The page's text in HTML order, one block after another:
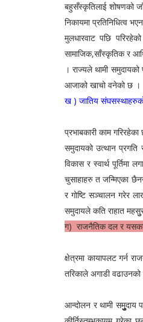
बहुसँस्कृतिलाई शोषणको
निकायमा प्रतिनिधित्व
मुलधारवाट पछि
सामाजिक,साँस्कृतिक र
। राज्यले थामी
आजाको खाचो वनेको छ ।
ख ) जातिय संघसस्थाहरुको
नेपालमा
प्रभाबकारी काम
समुदायको उत्थान प्रगति
विकास र स्वार्थ
चुसाहाहरु त जन्मिएका
र गोष्टि सञ्चालन गरेर
समुदायले कति राहात
ग) राजनैतिक दल र यसका
देश सञ्चालनको
क्षेत्रमा कायापलट गर्न
तरिकाले अगाडी
थामी जातिको
आन्दोलन र थामी समुुुुुुदाय